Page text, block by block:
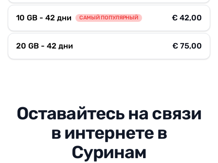
10 GB - 42 дни САМЫЙ ПОПУЛЯРНЫЙ € 42,00
20 GB - 42 дни € 75,00
Оставайтесь на связи
в интернете в
Суринам